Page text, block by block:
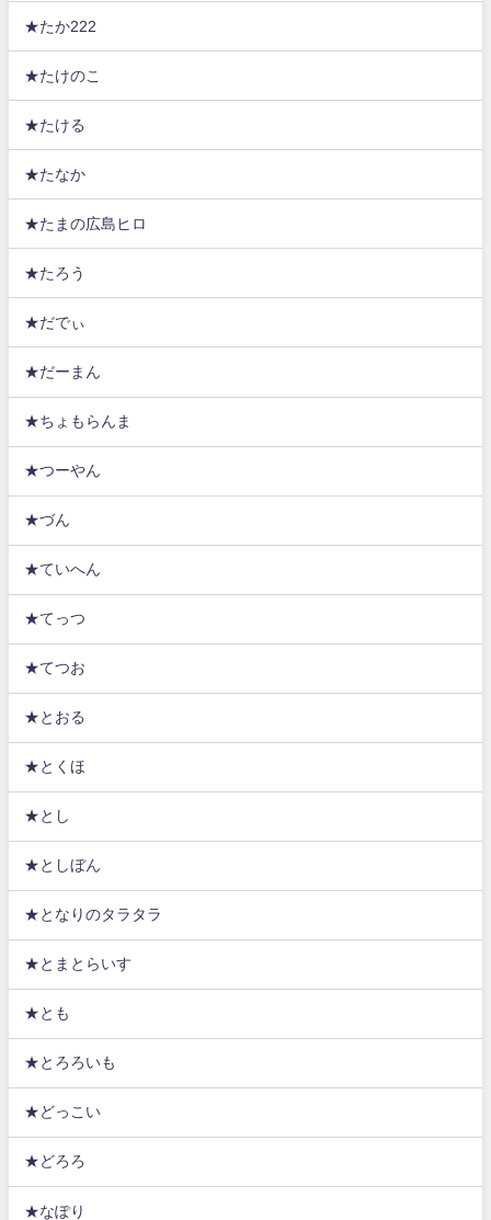
★たか222
★たけのこ
★たける
★たなか
★たまの広島ヒロ
★たろう
★だでぃ
★だーまん
★ちょもらんま
★つーやん
★づん
★ていへん
★てっつ
★てつお
★とおる
★とくほ
★とし
★としぼん
★となりのタラタラ
★とまとらいす
★とも
★とろろいも
★どっこい
★どろろ
★なぽり